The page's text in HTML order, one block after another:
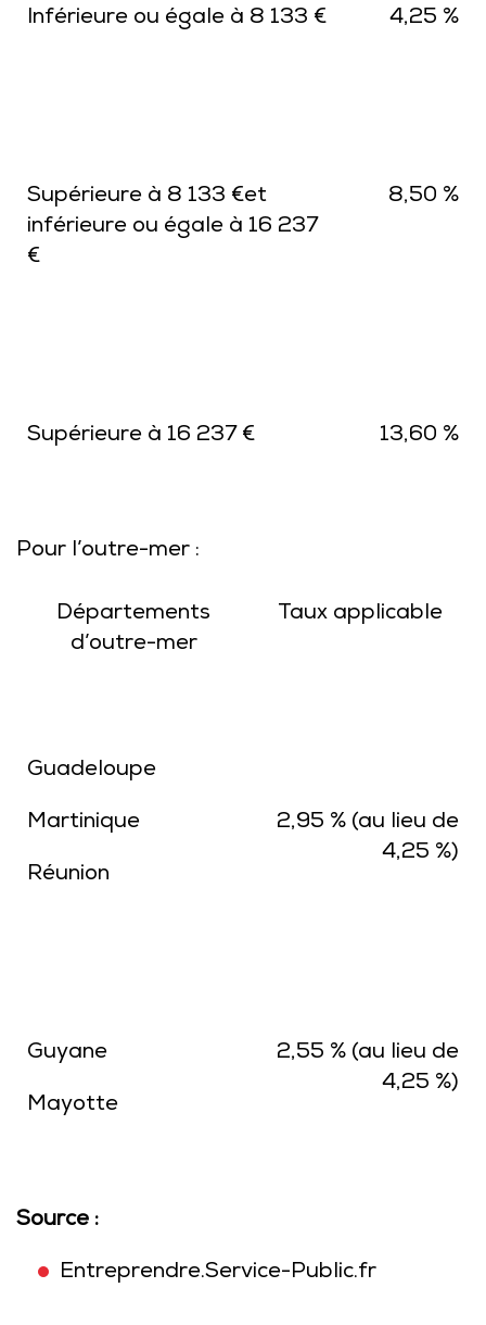
Inférieure ou égale à 8 133 € 4,25 %
Supérieure à 8 133 €et
inférieure ou égale à 16 237
€
8,50 %
Supérieure à 16 237 € 13,60 %
Pour l’outre-mer :
Départements
d’outre-mer
Taux applicable
Guadeloupe
Martinique
Réunion
2,95 % (au lieu de
4,25 %)
Guyane
Mayotte
2,55 % (au lieu de
4,25 %)
Source :
Entreprendre.Service-Public.fr